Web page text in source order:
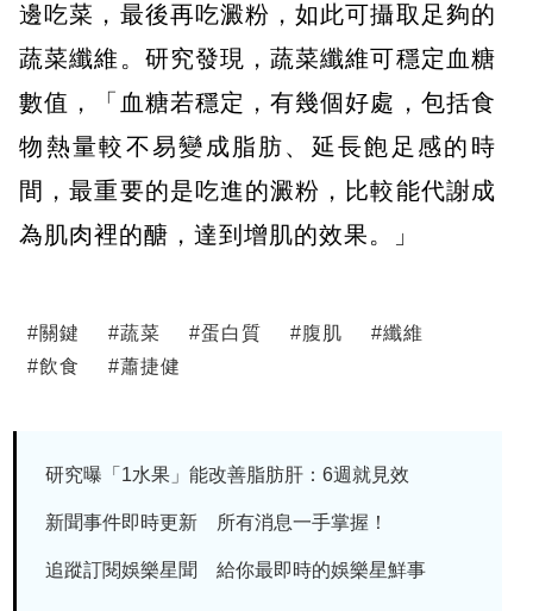
邊吃菜，最後再吃澱粉，如此可攝取足夠的
蔬菜纖維。研究發現，蔬菜纖維可穩定血糖
數值，「血糖若穩定，有幾個好處，包括食
物熱量較不易變成脂肪、延長飽足感的時
間，最重要的是吃進的澱粉，比較能代謝成
為肌肉裡的醣，達到增肌的效果。」
#關鍵 #蔬菜 #蛋白質 #腹肌 #纖維
#飲食 #蕭捷健
研究曝「1水果」能改善脂肪肝：6週就見效
新聞事件即時更新 所有消息一手掌握！
追蹤訂閱娛樂星聞 給你最即時的娛樂星鮮事